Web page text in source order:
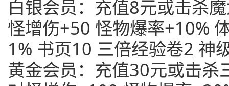
白银会员：充值8元或击杀
怪增伤+50 怪物爆率+10%
1% 书页10 三倍经验卷2 神
黄金会员：充值30元或击杀